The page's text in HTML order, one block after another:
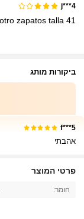
j***4
otro zapatos talla 41
ביקורות מותג
5***f
אהבתי
פרטי המוצר
חומר: